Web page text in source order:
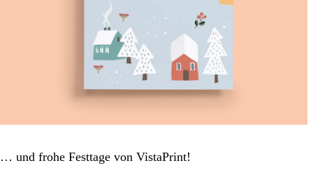
… und frohe Festtage von VistaPrint!